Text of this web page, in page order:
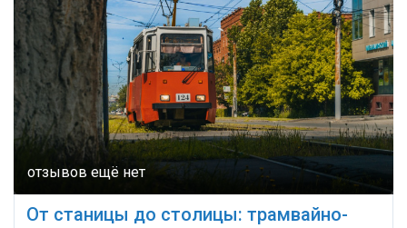
От станицы до столицы: трамвайно-